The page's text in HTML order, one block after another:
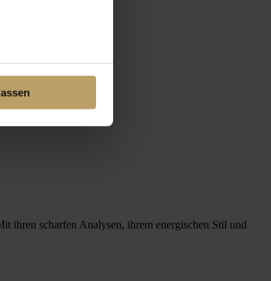
ihren scharfen Analysen, ihrem energischen Stil und